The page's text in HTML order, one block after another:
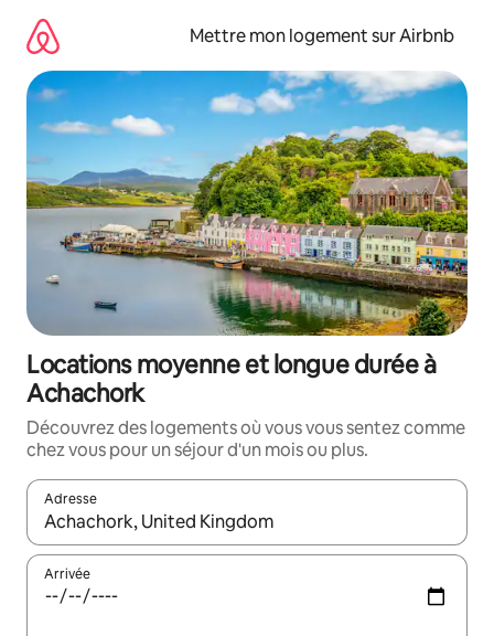
directement
contenu
Mettre mon logement sur Airbnb
Locations moyenne et longue durée à
Achachork
Découvrez des logements où vous vous sentez comme
chez vous pour un séjour d'un mois ou plus.
Adresse
Lorsque les résultats s'affichent, utilisez les flèches vers le
Arrivée